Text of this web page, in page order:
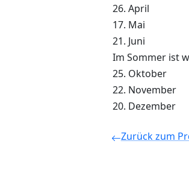
26. April
17. Mai
21. Juni
Im Sommer ist
25. Oktober
22. November
20. Dezember
Zurück zum